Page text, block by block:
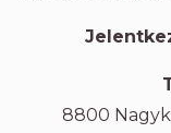
8800